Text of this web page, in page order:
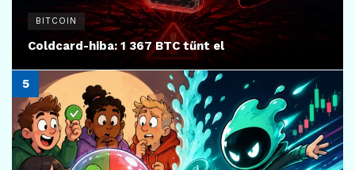
BITCOIN
Coldcard-hiba: 1 367 BTC tűnt el